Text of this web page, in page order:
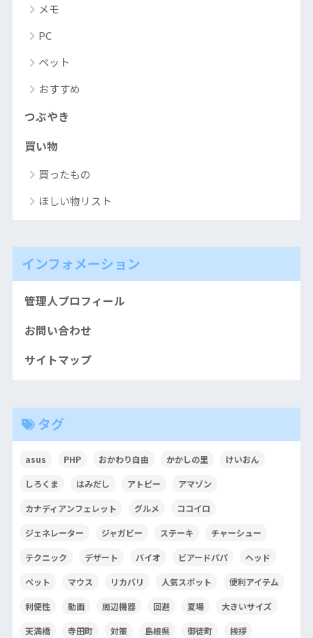
メモ
PC
ペット
おすすめ
つぶやき
買い物
買ったもの
ほしい物リスト
インフォメーション
管理人プロフィール
お問い合わせ
サイトマップ
タグ
asus PHP おかわり自由 かかしの里 けいおん
しろくま はみだし アトピー アマゾン
カナディアンフェレット グルメ ココイロ
ジェネレーター ジャガビー ステーキ チャーシュー
テクニック デザート バイオ ビアードパパ ヘッド
ペット マウス リカバリ 人気スポット 便利アイテム
利便性 動画 周辺機器 回避 夏場 大きいサイズ
天満橋 寺田町 対策 島根県 御徒町 挨拶